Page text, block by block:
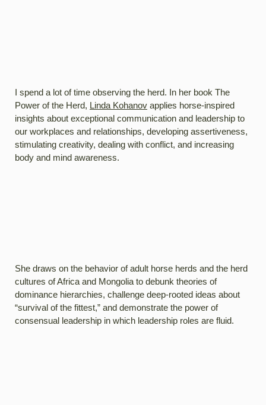
I spend a lot of time observing the herd. In her book The
Power of the Herd, Linda Kohanov applies horse-inspired
insights about exceptional communication and leadership to
our workplaces and relationships, developing assertiveness,
stimulating creativity, dealing with conflict, and increasing
body and mind awareness.
She draws on the behavior of adult horse herds and the herd
cultures of Africa and Mongolia to debunk theories of
dominance hierarchies, challenge deep-rooted ideas about
“survival of the fittest,” and demonstrate the power of
consensual leadership in which leadership roles are fluid.